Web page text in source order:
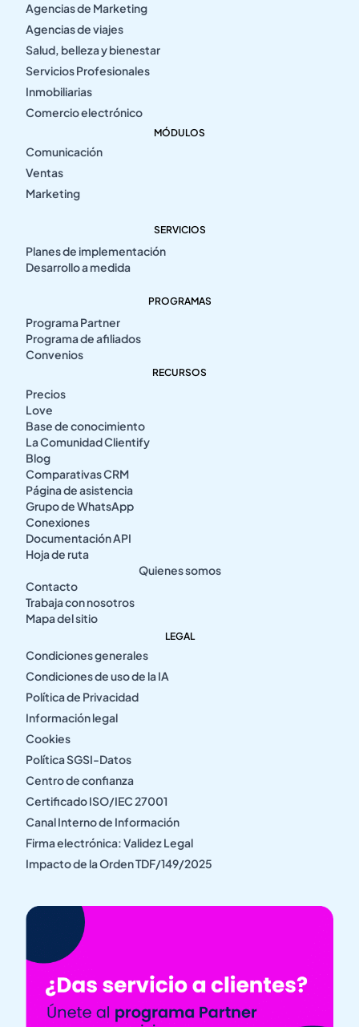
Agencias de Marketing
Agencias de viajes
Salud, belleza y bienestar
Servicios Profesionales
Inmobiliarias
Comercio electrónico
MÓDULOS
Comunicación
Ventas
Marketing
SERVICIOS
Planes de implementación
Desarrollo a medida
PROGRAMAS
Programa Partner
Programa de afiliados
Convenios
RECURSOS
Precios
Love
Base de conocimiento
La Comunidad Clientify
Blog
Comparativas CRM
Página de asistencia
Grupo de WhatsApp
Conexiones
Documentación API
Hoja de ruta
Quienes somos
Contacto
Trabaja con nosotros
Mapa del sitio
LEGAL
Condiciones generales
Condiciones de uso de la IA
Política de Privacidad
Información legal
Cookies
Política SGSI-Datos
Centro de confianza
Certificado ISO/IEC 27001
Canal Interno de Información
Firma electrónica: Validez Legal
Impacto de la Orden TDF/149/2025